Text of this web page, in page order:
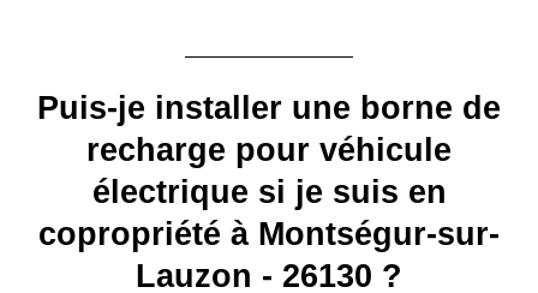
Puis-je installer une borne de
recharge pour véhicule
électrique si je suis en
copropriété à Montségur-sur-
Lauzon - 26130 ?